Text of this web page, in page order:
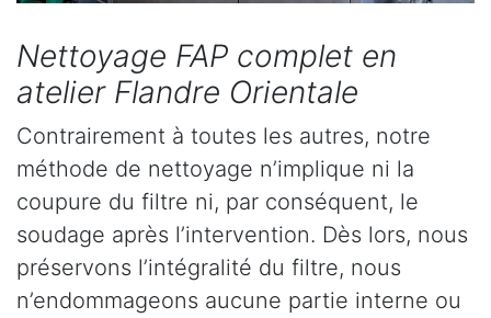
Nettoyage FAP complet en
atelier Flandre Orientale
Contrairement à toutes les autres, notre
méthode de nettoyage n’implique ni la
coupure du filtre ni, par conséquent, le
soudage après l’intervention. Dès lors, nous
préservons l’intégralité du filtre, nous
n’endommageons aucune partie interne ou